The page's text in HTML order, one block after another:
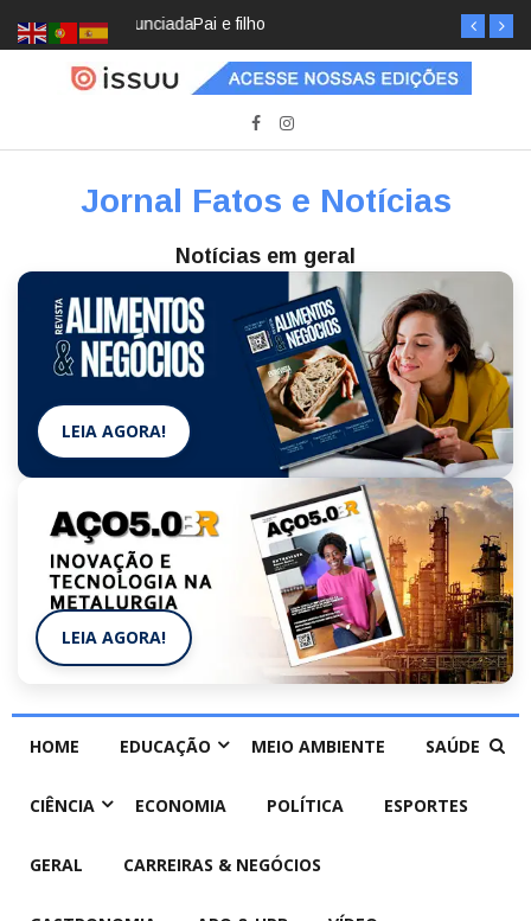
Pai e filho
Jornal Fatos e Notícias
Notícias em geral
LEIA AGORA!
LEIA AGORA!
HOME EDUCAÇÃO MEIO AMBIENTE SAÚDE
CIÊNCIA ECONOMIA POLÍTICA ESPORTES
GERAL CARREIRAS & NEGÓCIOS